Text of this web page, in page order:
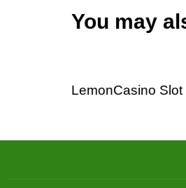
You may
LemonCasino